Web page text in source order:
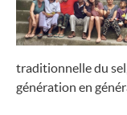
traditionnelle du
génération en